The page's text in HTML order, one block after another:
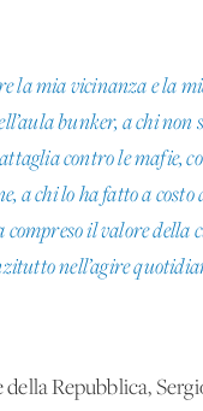
la mia vicinanza e la
bunker, a chi non
contro le mafie,
a chi lo ha fatto a costo
compreso il valore della
nell’agire
della Repubblica,